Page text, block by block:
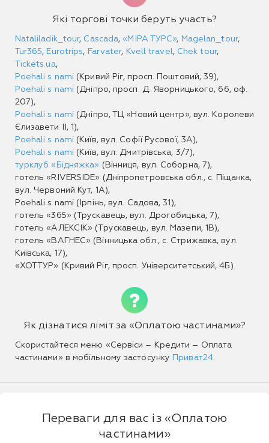
Які торгові точки беруть участь?
Nataliladik_tour, Сascada, «МІРА ТУРС», Magelan_tour,
Tur365, Eurotrips, Farvater, Kvell travel , Chek tour,
Tickets.ua,
Poehali s nami (Кривий Ріг, просп. Поштовий, 39),
Poehali s nami (Дніпро, просп. Д. Яворницького, 66, оф.
207),
Poehali s nami (Дніпро, ТЦ «Новий центр», вул. Королеви
Єлизавети II, 1),
Poehali s nami (Київ, вул. Софії Русової, 3А),
Poehali s nami (Київ, вул. Дмитрівська, 3/7),
турклуб «Бiдняжка» (Вінниця, вул. Соборна, 7),
готель «RIVERSIDE» (Дніпропетровська обл., с. Піщанка,
вул. Червоний Кут, 1А),
Poehali s nami (Ірпінь, вул. Садова, 31),
готель «365» (Трускавець, вул. Дрогобицька, 7),
готель «АЛЕКСIК» (Трускавець, вул. Мазепи, 1В),
готель «ВАГНЕС» (Вінницька обл., с. Стрижавка, вул.
Київська, 17),
«ХОТТУР» (Кривий Ріг, просп. Університетський, 4Б).
Як дізнатися ліміт за «Оплатою частинами»?
Скористайтеся меню «Сервіси – Кредити – Оплата
частинами» в мобільному застосунку Приват24.
Переваги для вас із «Оплатою
частинами»